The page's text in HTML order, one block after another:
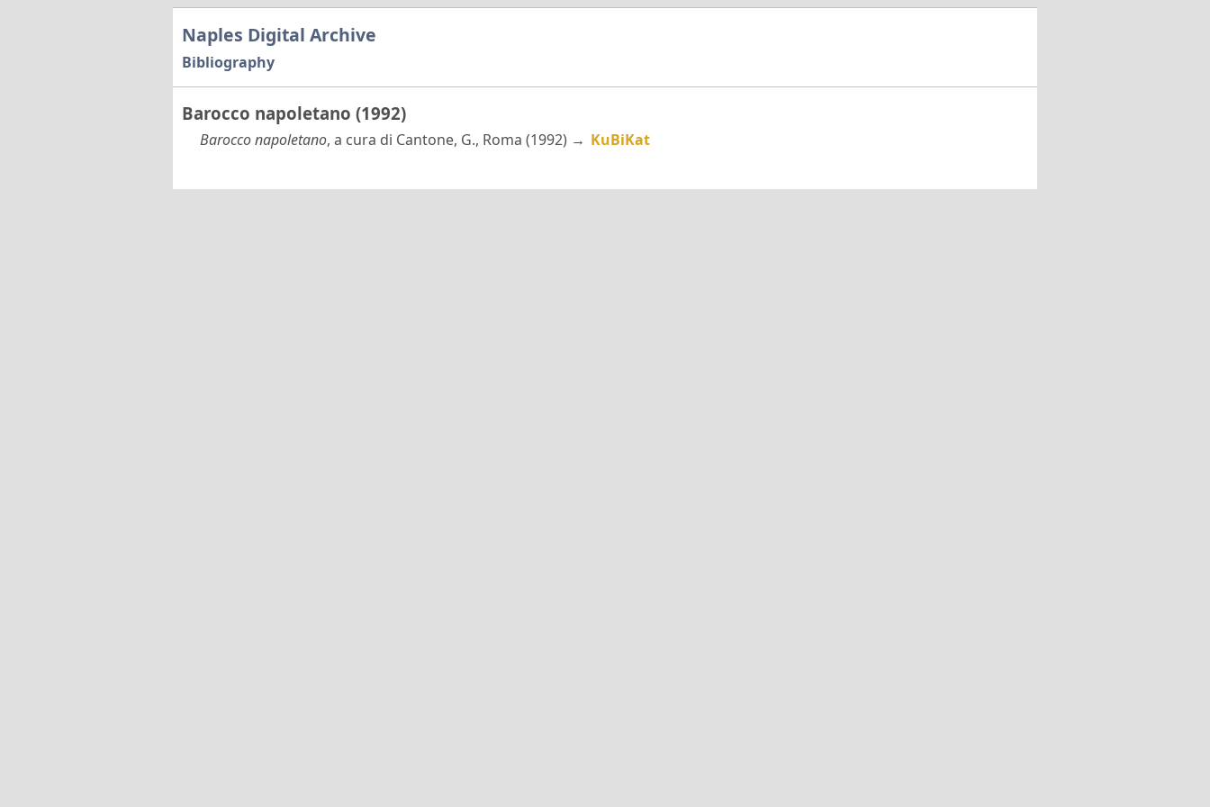
Naples Digital Archive
Bibliography
Barocco napoletano (1992)
Barocco napoletano, a cura di Cantone, G., Roma (1992) → KuBiKat